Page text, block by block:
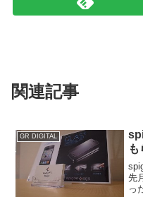
関連記事
GR DIGITAL
先
っ